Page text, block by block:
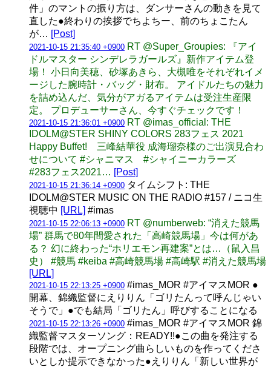
件」のマントの振り方は、ダンサーさんの動きを見て
直した●終わりの挨拶でちよちー、前のちょこたん
が… [Post]
2021-10-15 21:35:40 +0900 RT @Super_Groupies: 『アイ
ドルマスター シンデレラガールズ』新作アイテム登
場！ 小日向美穂、砂塚あきら、大槻唯をそれぞれイメ
ージした腕時計・バッグ・財布。 アイドルたちの魅力
を詰め込んだ、気分がアガるアイテムは受注生産限
定。 プロデューサーさん、今すぐチェックです！
2021-10-15 21:36:01 +0900 RT @imas_official: THE
IDOLM@STER SHINY COLORS 283フェス 2021
Happy Buffet! 三峰結華役 成海瑠奈様のご出演見合わ
せについて #シャニマス #シャイニーカラーズ
#283フェス2021… [Post]
2021-10-15 21:36:14 +0900 タイムシフト: THE
IDOLM@STER MUSIC ON THE RADIO #157 / ニコ生
視聴中 [URL] #imas
2021-10-15 22:06:13 +0900 RT @numberweb: “消えた競馬
場” 群馬で80年間愛された「高崎競馬場」今は何があ
る？ 幻に終わった“ホリエモン再建案”とは…（鼠入昌
史） #競馬 #keiba #高崎競馬場 #高崎駅 #消えた競馬場
[URL]
2021-10-15 22:13:25 +0900 #imas_MOR #アイマスMOR ●
開幕、錦織監督にえりりん「ゴリたんって呼んじゃい
そうで」●でも結局「ゴリたん」呼びすることになる
2021-10-15 22:13:26 +0900 #imas_MOR #アイマスMOR 錦
織監督マスターソング：READY!!●この曲を発注する
段階では、オープニング曲らしいものを作ってくださ
いとしか提示できなかった●えりりん「新しい世界が